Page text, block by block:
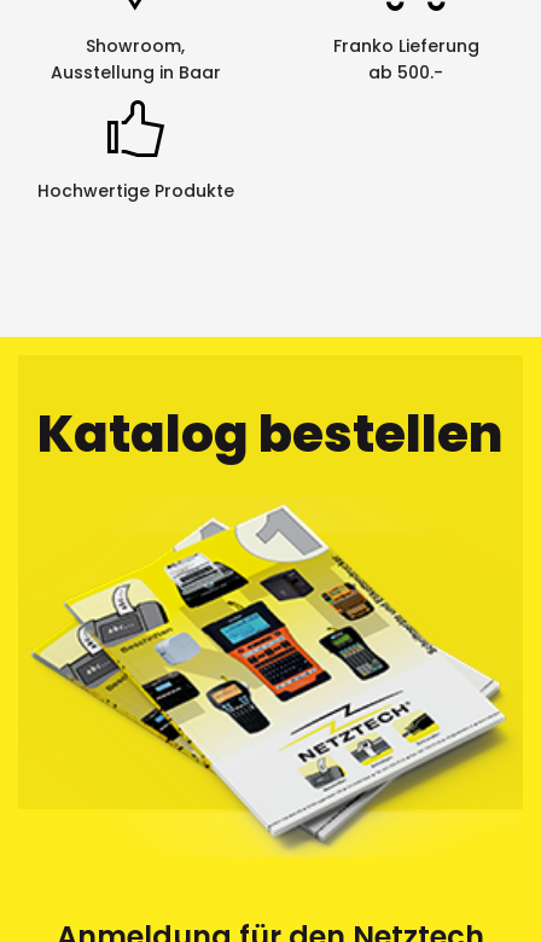
uns entsorgen zu lassen. Die leeren Kassetten
werden im Auftrag von Netztech von einem
Behindertenwerk zerlegt und die Rohstoffe der
Wiederverwertung zugeführt. Eine saubere und
umweltfreundliche Sache.
Showroom,
Ausstellung in Baar
Franko Lieferung
ab 500.-
Hochwertige Produkte
Katalog bestellen